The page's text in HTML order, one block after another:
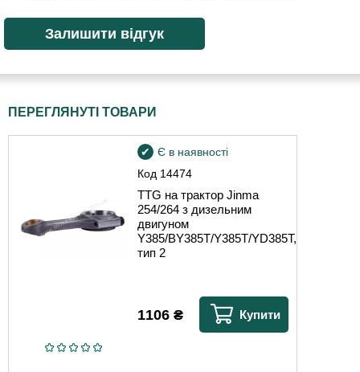
ПЕРЕГЛЯНУТІ ТОВАРИ
Код 14474
Є в наявності
TTG на трактор Jinma
254/264 з дизельним
двигуном
Y385/BY385T/Y385T/YD385T,
тип 2
1106 ₴ Купити